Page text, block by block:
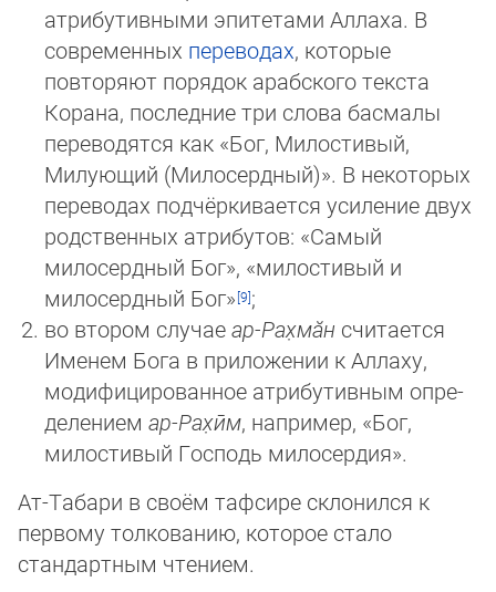
атрибутивными эпитетами Аллаха. В
современных пе­реводах, которые
повторяют порядок арабского текста
Корана, последние три слова басмалы
переводятся как «Бог, Ми­лостивый,
Милующий (Милосердный)». В некоторых
переводах подчёркивается усиление двух
родственных атрибутов: «Са­мый
милосердный Бог», «милостивый и
милосердный Бог»
;
во втором случаеар-Рах̣мӑн считается
Именем Бога в приложении к Аллаху,
модифицированное атрибутивным оп­ре­
де­лением ар-Рах̣ӣм, например, «Бог,
милостивый Господь милосердия».
Ат-Табари в своём тафсире склонился к
первому толкованию, которое стало
стандартным чтением.